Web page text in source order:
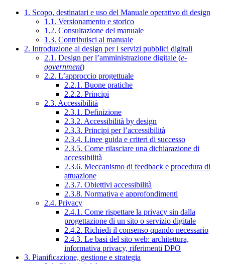
1. Scopo, destinatari e uso del Manuale operativo di design
1.1. Versionamento e storico
1.2. Consultazione del manuale
1.3. Contribuisci al manuale
2. Introduzione al design per i servizi pubblici digitali
2.1. Design per l’amministrazione digitale (e-
government)
2.2. L’approccio progettuale
2.2.1. Buone pratiche
2.2.2. Principi
2.3. Accessibilità
2.3.1. Definizione
2.3.2. Accessibilità by design
2.3.3. Principi per l’accessibilità
2.3.4. Linee guida e criteri di successo
2.3.5. Come rilasciare una dichiarazione di
accessibilità
2.3.6. Meccanismo di feedback e procedura di
attuazione
2.3.7. Obiettivi accessibilità
2.3.8. Normativa e approfondimenti
2.4. Privacy
2.4.1. Come rispettare la privacy sin dalla
progettazione di un sito o servizio digitale
2.4.2. Richiedi il consenso quando necessario
2.4.3. Le basi del sito web: architettura,
informativa privacy, riferimenti DPO
3. Pianificazione, gestione e strategia